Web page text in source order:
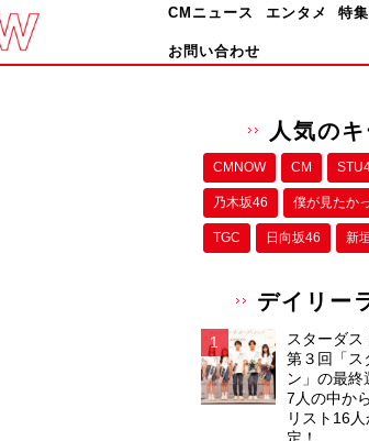
CMニュース エンタメ 特集
お問い合わせ
人気の
CMNOW CM
乃木坂46 僕が⾒たか
TGC 日向坂46 新
デイリー
スターダ
第３回「
ン」の最
7人の中か
リスト16